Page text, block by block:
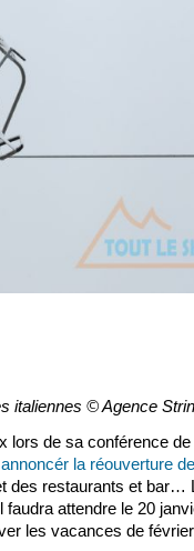
italiennes © Agence
lors de sa conférence
la réouverture
des restaurants et bar…
attendre le 20
les vacances de